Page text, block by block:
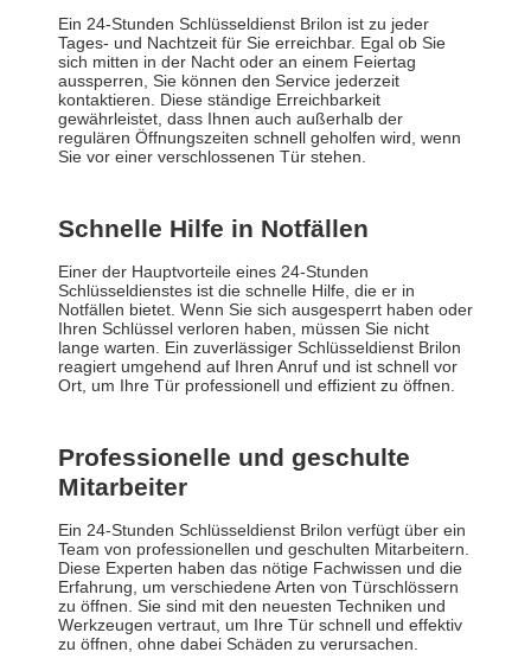
Ein 24-Stunden Schlüsseldienst Brilon ist zu jeder
Tages- und Nachtzeit für Sie erreichbar. Egal ob Sie
sich mitten in der Nacht oder an einem Feiertag
aussperren, Sie können den Service jederzeit
kontaktieren. Diese ständige Erreichbarkeit
gewährleistet, dass Ihnen auch außerhalb der
regulären Öffnungszeiten schnell geholfen wird, wenn
Sie vor einer verschlossenen Tür stehen.
Schnelle Hilfe in Notfällen
Einer der Hauptvorteile eines 24-Stunden
Schlüsseldienstes ist die schnelle Hilfe, die er in
Notfällen bietet. Wenn Sie sich ausgesperrt haben oder
Ihren Schlüssel verloren haben, müssen Sie nicht
lange warten. Ein zuverlässiger Schlüsseldienst Brilon
reagiert umgehend auf Ihren Anruf und ist schnell vor
Ort, um Ihre Tür professionell und effizient zu öffnen.
Professionelle und geschulte
Mitarbeiter
Ein 24-Stunden Schlüsseldienst Brilon verfügt über ein
Team von professionellen und geschulten Mitarbeitern.
Diese Experten haben das nötige Fachwissen und die
Erfahrung, um verschiedene Arten von Türschlössern
zu öffnen. Sie sind mit den neuesten Techniken und
Werkzeugen vertraut, um Ihre Tür schnell und effektiv
zu öffnen, ohne dabei Schäden zu verursachen.